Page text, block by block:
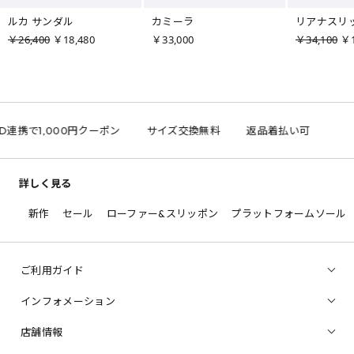
ルカ サンダル
￥26,400 ￥18,480
カミーラ
￥33,000
リアナスリ
￥34,100
携で1,000円クーポン サイズ交換無料 返品着払い可
詳しく見る
新作 セール ローファー&スリッポン プラットフォームソール
ご利用ガイド
インフォメーション
店舗情報